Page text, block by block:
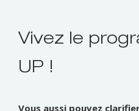
Vivez le
UP !
Vous aussi pouvez